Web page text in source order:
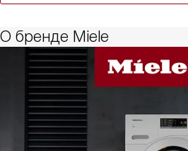
О бренде Miele